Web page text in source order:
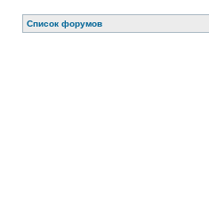
Список форумов